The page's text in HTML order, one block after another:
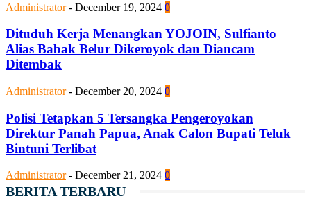
Administrator - December 19, 2024 0
Dituduh Kerja Menangkan YOJOIN, Sulfianto
Alias Babak Belur Dikeroyok dan Diancam
Ditembak
Administrator - December 20, 2024 0
Polisi Tetapkan 5 Tersangka Pengeroyokan
Direktur Panah Papua, Anak Calon Bupati Teluk
Bintuni Terlibat
Administrator - December 21, 2024 0
BERITA TERBARU